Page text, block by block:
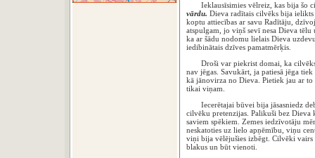
Ieklausīsimies vēlreiz, kas bija šo
vārdu. Dieva radītais cilvēks bija
koptu attiecības ar savu Radītāju,
atspulgam, jo viņš sevī nesa Dieva
ka ar šādu nodomu lielais Dieva
iedibinātais dzīves pamatmērķis.
Droši var piekrist domai, ka cilvēks
nav jēgas. Savukārt, ja patiesā jēga
kā jānovirza no Dieva. Pietiek jau ar
tikai viņam.
Iecerētajai būvei bija jāsasniedz
cilvēku pretenzijas. Palikuši bez
saviem spēkiem. Zemes iedzīvotāju
neskatoties uz lielo apņēmību, viņu
viņi bija vēlējušies izbēgt. Cilvēki vairs
blakus un būt vienoti.